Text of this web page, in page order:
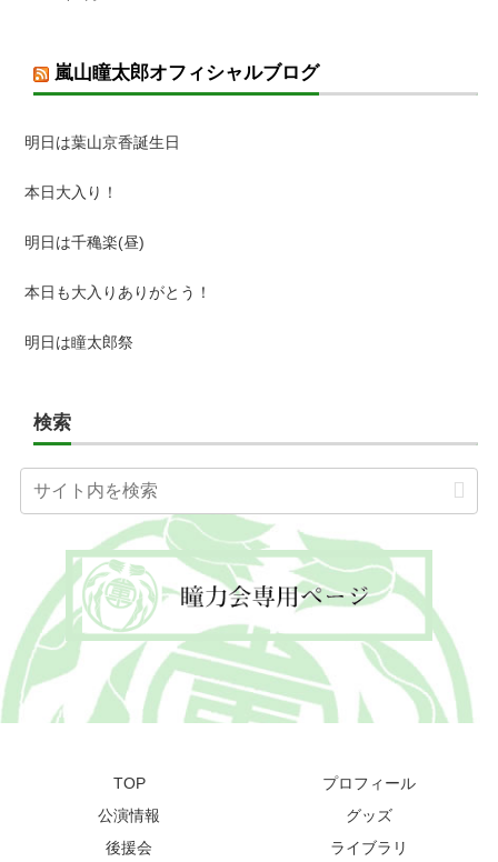
嵐山瞳太郎オフィシャルブログ
明日は葉山京香誕生日
本日大入り！
明日は千穐楽(昼)
本日も大入りありがとう！
明日は瞳太郎祭
検索
TOP
プロフィール
公演情報
グッズ
後援会
ライブラリ